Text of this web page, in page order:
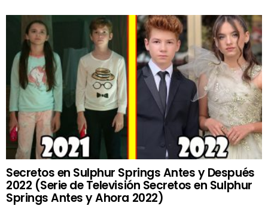
Secretos en Sulphur Springs Antes y Después
2022 (Serie de Televisión Secretos en Sulphur
Springs Antes y Ahora 2022)